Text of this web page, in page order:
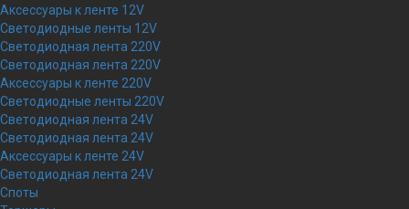
Аксессуары к ленте 12V
Светодиодные ленты 12V
Светодиодная лента 220V
Светодиодная лента 220V
Аксессуары к ленте 220V
Светодиодные ленты 220V
Светодиодная лента 24V
Светодиодная лента 24V
Аксессуары к ленте 24V
Светодиодная лента 24V
Споты